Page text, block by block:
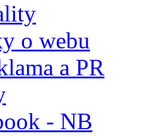
o webu
a PR
- NB